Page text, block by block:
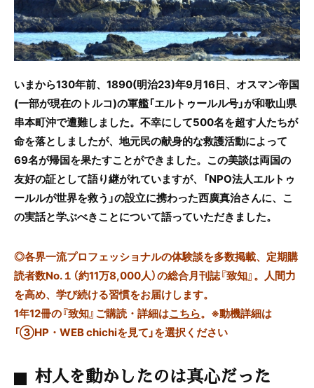
いまから130年前、1890(明治23)年9月16日、オスマン帝国
(一部が現在のトルコ)の軍艦「エルトゥールル号」が和歌山県
串本町沖で遭難しました。不幸にして500名を超す人たちが
命を落としましたが、地元民の献身的な救護活動によって
69名が帰国を果たすことができました。この美談は両国の
友好の証として語り継がれていますが、「NPO法人エルトゥ
ールルが世界を救う」の設立に携わった西廣真治さんに、こ
の実話と学ぶべきことについて語っていただきました。
◎各界一流プロフェッショナルの体験談を多数掲載、定期購
読者数No.１（約11万8,000人）の総合月刊誌『致知』。人間力
を高め、学び続ける習慣をお届けします。
1年12冊の『致知』ご購読・詳細はこちら。 ※動機詳細は
「③HP・WEB chichiを見て」を選択ください
村人を動かしたのは真心だった